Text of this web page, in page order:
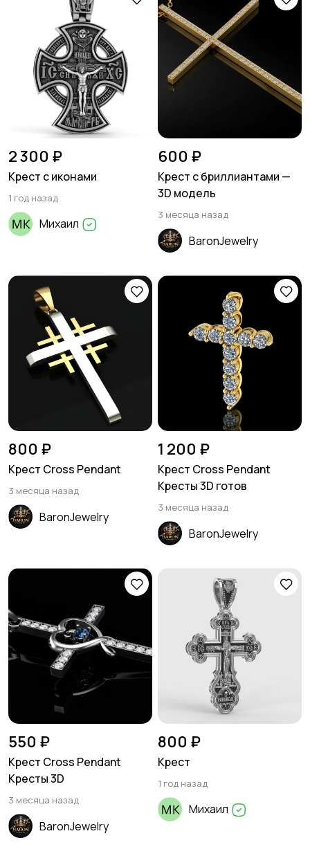
2 300 ₽
Крест с иконами
1 год назад
Михаил
600 ₽
Крест с бриллиантами —
3D модель
3 месяца назад
BaronJewelry
800 ₽
Крест Cross Pendant
3 месяца назад
BaronJewelry
1 200 ₽
Крест Cross Pendant
Кресты 3D готов
3 месяца назад
BaronJewelry
550 ₽
Крест Cross Pendant
Кресты 3D
3 месяца назад
BaronJewelry
800 ₽
Крест
1 год назад
Михаил